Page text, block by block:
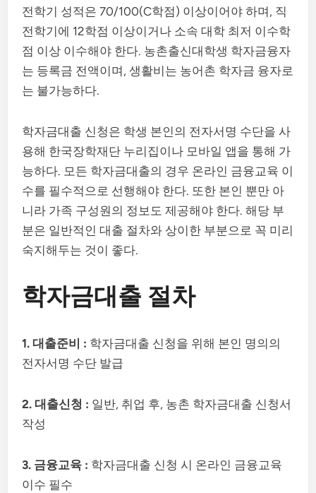
전학기 성적은 70/100(C학점) 이상이어야 하며, 직
전학기에 12학점 이상이거나 소속 대학 최저 이수학
점 이상 이수해야 한다. 농촌출신대학생 학자금융자
는 등록금 전액이며, 생활비는 농어촌 학자금 융자로
는 불가능하다.
학자금대출 신청은 학생 본인의 전자서명 수단을 사
용해 한국장학재단 누리집이나 모바일 앱을 통해 가
능하다. 모든 학자금대출의 경우 온라인 금융교육 이
수를 필수적으로 선행해야 한다. 또한 본인 뿐만 아
니라 가족 구성원의 정보도 제공해야 한다. 해당 부
분은 일반적인 대출 절차와 상이한 부분으로 꼭 미리
숙지해두는 것이 좋다.
학자금대출 절차
1. 대출준비 : 학자금대출 신청을 위해 본인 명의의
전자서명 수단 발급
2. 대출신청 : 일반, 취업 후, 농촌 학자금대출 신청서
작성
3. 금융교육 : 학자금대출 신청 시 온라인 금융교육
이수 필수